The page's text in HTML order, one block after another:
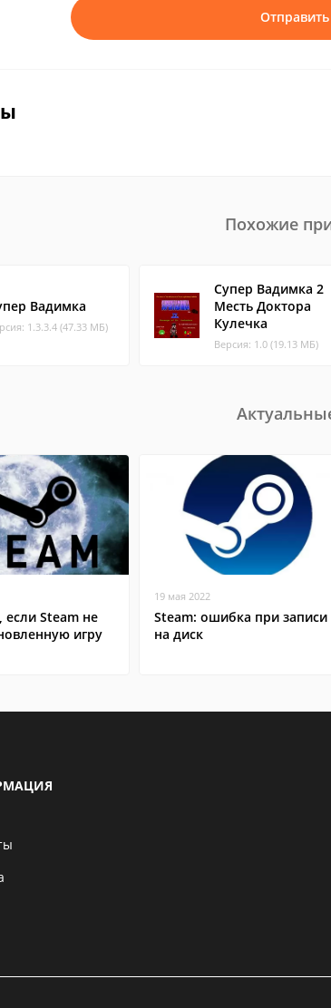
Похожие
Вадимка
1.3.3.4 (47.33 МБ)
Супер Вадимка 2
Месть Доктора
Кулечка
Версия: 1.0 (19.13 МБ)
если Steam не
игру
19 мая 2022
Steam: ошибка при записи
на диск